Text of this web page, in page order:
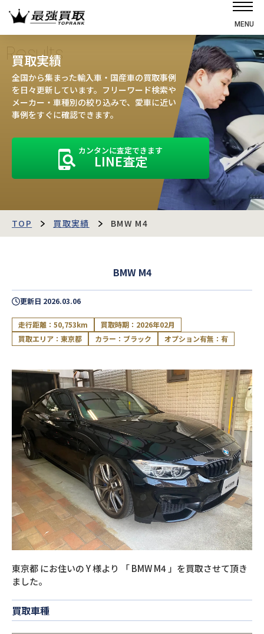
MENU
選ばれる理由
高価買取の仕組み
売却の流れ
お客様の声
運営会社
最強買取マガジン
閉じる
Results
買取実績
全国から集まった輸入車・国産車の買取事例
を日々更新しています。フリーワード検索や
メーカー・車種別の絞り込みで、愛車に近い
事例をすぐに確認できます。
カンタンに査定できます
LINE査定
TOP 買取実績 BMW M4
BMW M4
更新日 2026.03.06
走行距離：50,753km
買取時期：2026年02月
買取エリア：東京都
カラー：ブラック オプション有無：有
東京都にお住いのY様より 「BMW M4 」を買取させて頂き
ました。
買取車種